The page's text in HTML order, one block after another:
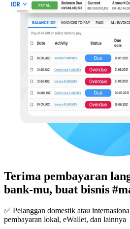
Terima pembayaran
bank-mu, buat bisnis
✅ Pelanggan domestik atau
pembayaran lokal, eWallet, dan lainnya